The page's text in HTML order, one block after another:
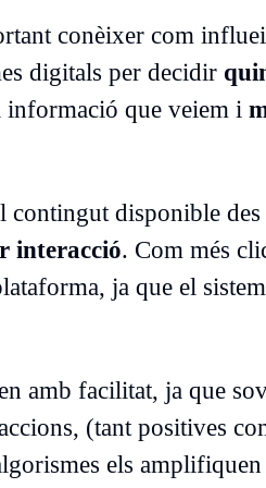
conèixer com
digitals per decidir
informació que veiem i
contingut disponible
interacció. Com més
ja que el
amb facilitat, ja que
(tant positives
els